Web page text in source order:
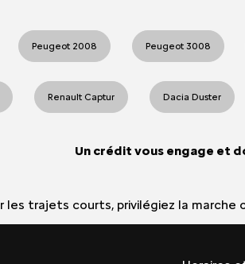
Peugeot 2008 Peugeot 3008
Renault Captur Dacia Duster
Un crédit vous engage et
les trajets courts, privilégiez la marche